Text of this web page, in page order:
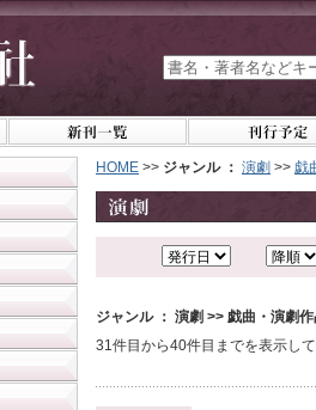
HOME >> ジャンル ： 演劇 >> 戯
ジャンル ： 演劇 >> 戯曲・演劇
31件目から40件目までを表示し